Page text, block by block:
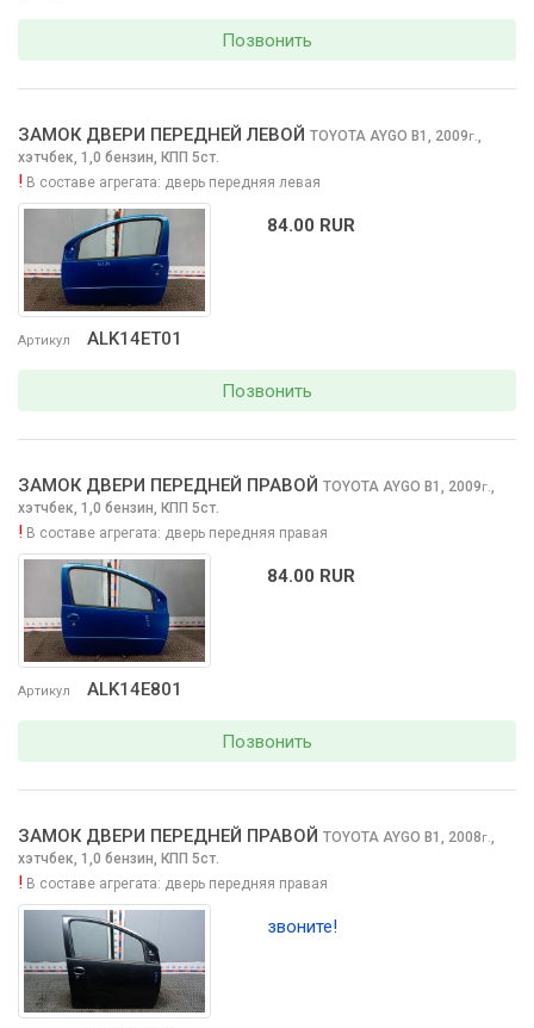
Позвонить
Артикул ALK14ET01
ЗАМОК ДВЕРИ ПЕРЕДНЕЙ ЛЕВОЙ TOYOTA AYGO B1, 2009г.
хэтчбек, 1,0 бензин, КПП 5ст.
! В составе агрегата: дверь передняя левая
84.00 RUR
Позвонить
Артикул ALK14E801
ЗАМОК ДВЕРИ ПЕРЕДНЕЙ ПРАВОЙ TOYOTA AYGO B1, 2009г.
хэтчбек, 1,0 бензин, КПП 5ст.
! В составе агрегата: дверь передняя правая
84.00 RUR
Позвонить
ЗАМОК ДВЕРИ ПЕРЕДНЕЙ ПРАВОЙ TOYOTA AYGO B1, 2008г.,
хэтчбек, 1,0 бензин, КПП 5ст.
! В составе агрегата: дверь передняя правая
звоните!